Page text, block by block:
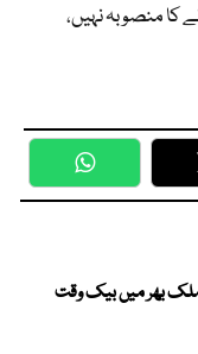
کا منصوبہ نہیں،
WhatsApp
اگست سے ملک بھر میں بیک وقت